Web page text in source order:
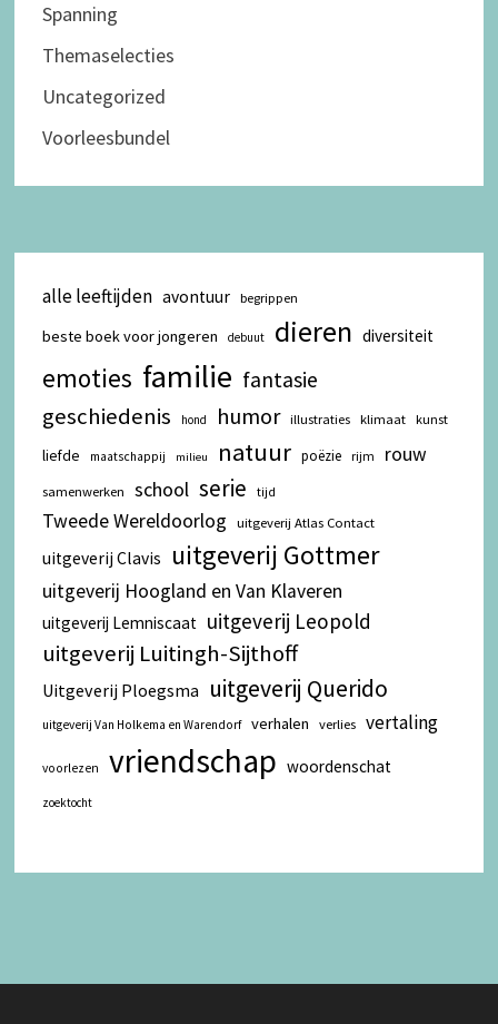
Spanning
Themaselecties
Uncategorized
Voorleesbundel
alle leeftijden avontuur begrippen
beste boek voor jongeren debuut dieren diversiteit
emoties familie fantasie
geschiedenis hond humor illustraties klimaat kunst
liefde maatschappij milieu natuur poëzie rijm rouw
samenwerken school serie tijd
Tweede Wereldoorlog uitgeverij Atlas Contact
uitgeverij Clavis uitgeverij Gottmer
uitgeverij Hoogland en Van Klaveren
uitgeverij Lemniscaat uitgeverij Leopold
uitgeverij Luitingh-Sijthoff
Uitgeverij Ploegsma uitgeverij Querido
uitgeverij Van Holkema en Warendorf verhalen verlies vertaling
voorlezen vriendschap woordenschat
zoektocht